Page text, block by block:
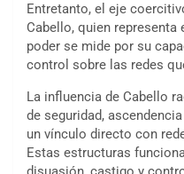
Entretanto, el eje
Cabello, quien
poder se mide por su
control sobre las redes
La influencia de Cabello
de seguridad,
un vínculo directo con
Estas estructuras